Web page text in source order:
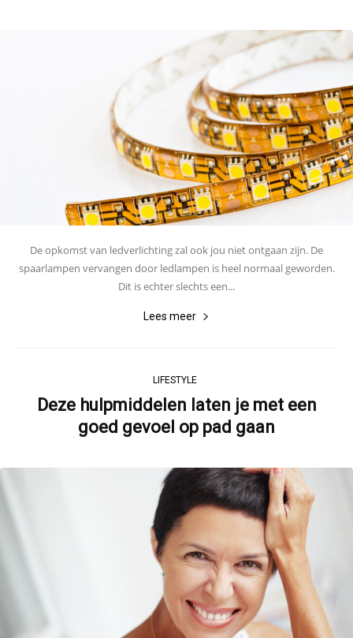
De opkomst van ledverlichting zal ook jou niet ontgaan zijn. De
spaarlampen vervangen door ledlampen is heel normaal geworden.
Dit is echter slechts een...
Lees meer
LIFESTYLE
Deze hulpmiddelen laten je met een
goed gevoel op pad gaan